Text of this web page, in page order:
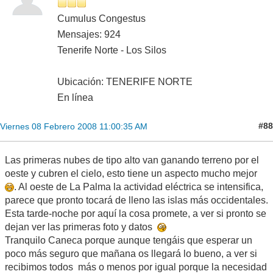
Cumulus Congestus
Mensajes: 924
Tenerife Norte - Los Silos
Ubicación: TENERIFE NORTE
En línea
Viernes 08 Febrero 2008 11:00:35 AM #88
Las primeras nubes de tipo alto van ganando terreno por el
oeste y cubren el cielo, esto tiene un aspecto mucho mejor
. Al oeste de La Palma la actividad eléctrica se intensifica,
parece que pronto tocará de lleno las islas más occidentales.
Esta tarde-noche por aquí la cosa promete, a ver si pronto se
dejan ver las primeras foto y datos
Tranquilo Caneca porque aunque tengáis que esperar un
poco más seguro que mañana os llegará lo bueno, a ver si
recibimos todos más o menos por igual porque la necesidad